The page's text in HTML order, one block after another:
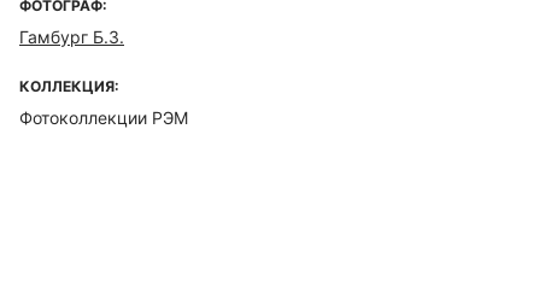
ФОТОГРАФ:
Гамбург Б.З.
КОЛЛЕКЦИЯ:
Фотоколлекции РЭМ